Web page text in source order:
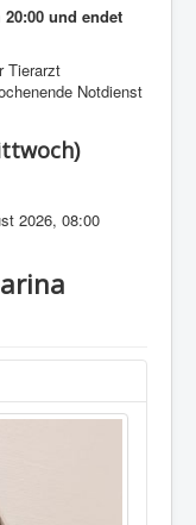
und endet
Tierarzt
Notdienst
2026,08:00